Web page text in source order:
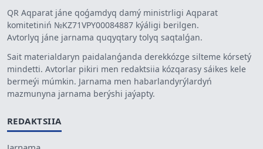
QR Aqparat jáne qoǵamdyq damý ministrligi Aqparat
komitetiniń №KZ71VPY00084887 kýáligi berilgen.
Avtorlyq jáne jarnama quqyqtary tolyq saqtalǵan.
Sait materialdaryn paidalanǵanda derekkózge silteme kórsetý
mindetti. Avtorlar pikiri men redaktsiia kózqarasy sáikes kele
bermeýi múmkin. Jarnama men habarlandyrýlardyń
mazmunyna jarnama berýshi jaýapty.
REDAKTSIIA